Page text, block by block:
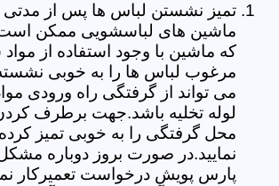
تمیز نشستن لباس ها پس از مدتی
ماشین های لباسشویی ممکن
که ماشین با وجود استفاده از
مرغوب لباس ها را به خوبی
می تواند از گرفتگی راه ورودی
لوله تخلیه باشد.جهت برطرف
محل گرفتگی را به خوبی تمیز
نمایید.در صورت بروز دوباره
پارس پویش درخواست تعمیرکار